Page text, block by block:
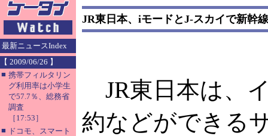
最新ニュースIndex
【 2009/06/26 】
■ 携帯フィルタリン
グ利用率は小学生
で57.7％、総務省
調査
［17:53］
■ ドコモ、スマート
JR東日本、iモードとJ-スカイで新幹
JR東日本は、
約などができる